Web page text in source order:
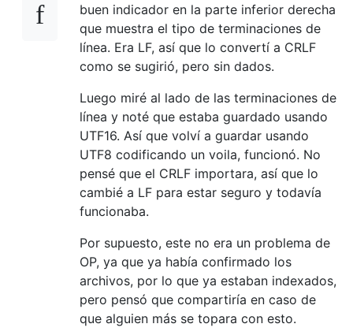
buen indicador en la parte inferior derecha
que muestra el tipo de terminaciones de
línea. Era LF, así que lo convertí a CRLF
como se sugirió, pero sin dados.
Luego miré al lado de las terminaciones de
línea y noté que estaba guardado usando
UTF16. Así que volví a guardar usando
UTF8 codificando un voila, funcionó. No
pensé que el CRLF importara, así que lo
cambié a LF para estar seguro y todavía
funcionaba.
Por supuesto, este no era un problema de
OP, ya que ya había confirmado los
archivos, por lo que ya estaban indexados,
pero pensó que compartiría en caso de
que alguien más se topara con esto.